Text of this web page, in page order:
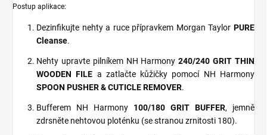
Postup aplikace:
Dezinfikujte nehty a ruce přípravkem Morgan Taylor PURE
Cleanse.
Nehty upravte pilníkem NH Harmony240/240 GRIT THIN
WOODEN FILE a zatlačte kůžičky pomocí NH Harmony
SPOON PUSHER & CUTICLE REMOVER.
Bufferem NH Harmony 100/180 GRIT BUFFER, jemně
zdrsněte nehtovou ploténku (se stranou zrnitosti 180).